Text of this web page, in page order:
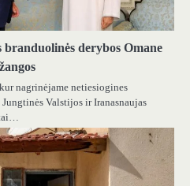
derybos Omane
nagrinėjame netiesiogines
Valstijos ir Iranasnaujas